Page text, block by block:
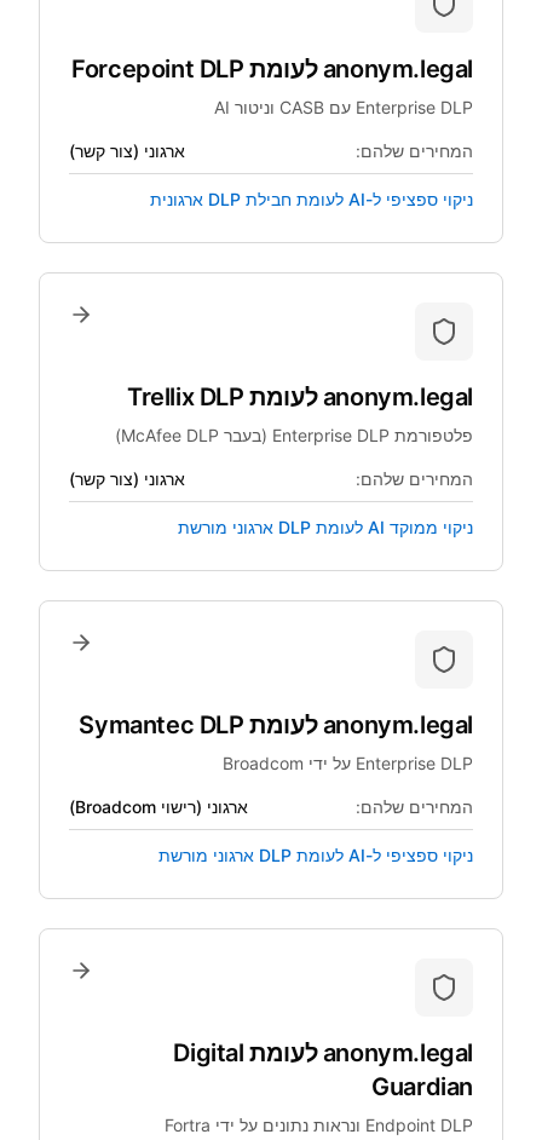
anonym.legal לעומת Forcepoint DLP
Enterprise DLP עם CASB וניטור AI
המחירים שלהם: ארגוני (צור קשר)
ניקוי ספציפי ל-AI לעומת חבילת DLP ארגונית
anonym.legal לעומת Trellix DLP
פלטפורמת Enterprise DLP (בעבר McAfee DLP)
המחירים שלהם: ארגוני (צור קשר)
ניקוי ממוקד AI לעומת DLP ארגוני מורשת
anonym.legal לעומת Symantec DLP
Enterprise DLP על ידי Broadcom
המחירים שלהם: ארגוני (רישוי Broadcom)
ניקוי ספציפי ל-AI לעומת DLP ארגוני מורשת
anonym.legal לעומת Digital
Guardian
Endpoint DLP ונראות נתונים על ידי Fortra